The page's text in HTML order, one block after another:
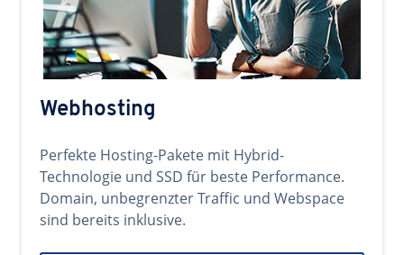
Webhosting
Perfekte Hosting-Pakete mit Hybrid-
Technologie und SSD für beste Performance.
Domain, unbegrenzter Traffic und Webspace
sind bereits inklusive.